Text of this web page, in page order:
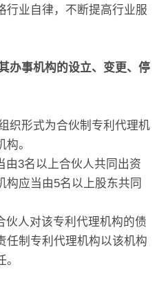
行业自律，不断提高行业服
办事机构的设立、变更、停
织形式为合伙制专利代理机
。
由3名以上合伙人共同出资
构应当由5名以上股东共同
伙人对该专利代理机构的债
任制专利代理机构以该机构